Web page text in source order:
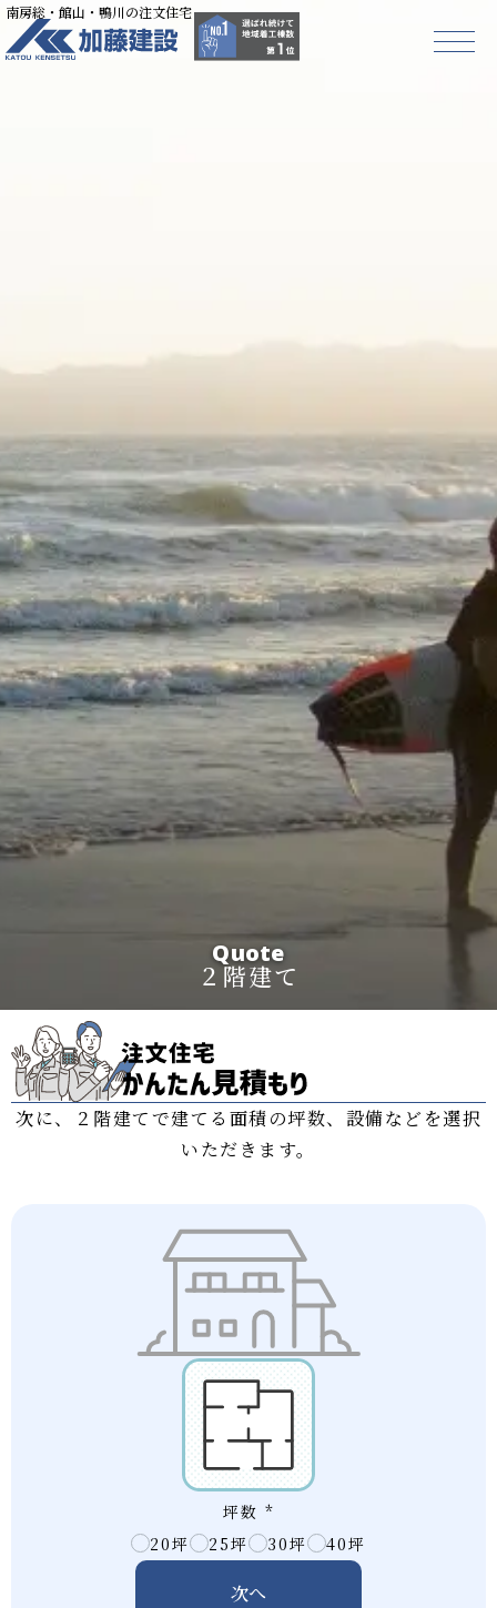
南房総・館山・鴨川の注文住宅
Quote
２階建て
次に、２階建てで建てる面積の坪数、設備などを選択
いただきます。
坪数 *
20坪
25坪 30坪 40坪
次へ